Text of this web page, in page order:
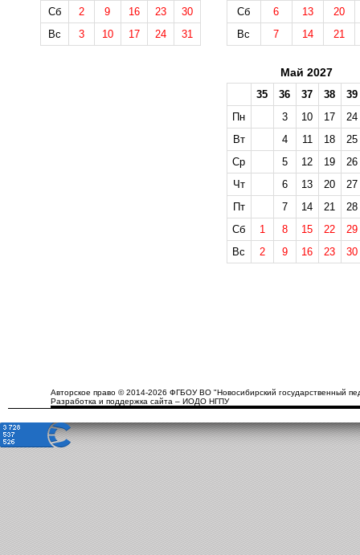
Сб
2 9 16 23
30
Вс
3 10 17 24 31
Сб
6 13
20
Вс
7 14 21
Май 2027
35 36 37 38
39
Пн
3 10 17
24
Вт
4 11 18
25
Ср
5 12 19
26
Чт
6 13 20
27
Пт
7 14 21
28
Сб
1 8 15 22
29
Вс
2 9 16 23 30
Авторское право © 2014-2026 ФГБОУ ВО "Новосибирский государственный
Разработка и поддержка сайта – ИОДО НГПУ